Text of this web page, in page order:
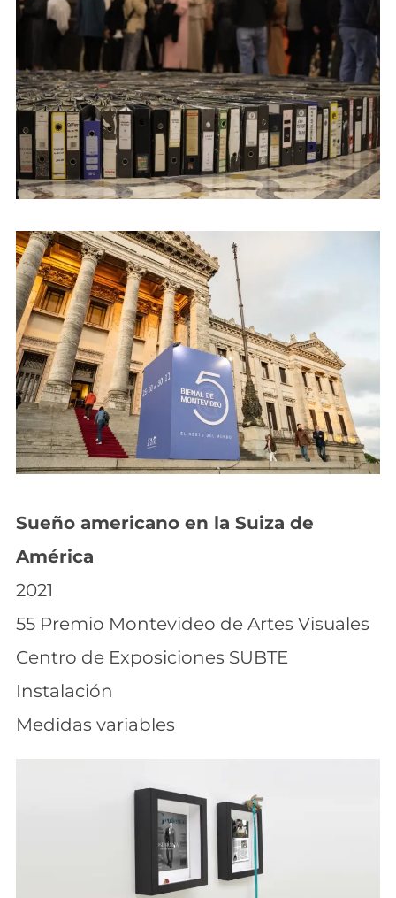
Sueño americano en la Suiza de
América
2021
55 Premio Montevideo de Artes Visuales
Centro de Exposiciones SUBTE
Instalación
Medidas variables